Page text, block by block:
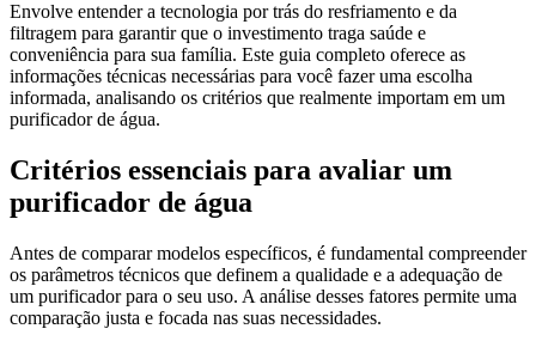
Envolve entender a tecnologia por trás do resfriamento e da
filtragem para garantir que o investimento traga saúde e
conveniência para sua família. Este guia completo oferece as
informações técnicas necessárias para você fazer uma escolha
informada, analisando os critérios que realmente importam em um
purificador de água.
Critérios essenciais para avaliar um
purificador de água
Antes de comparar modelos específicos, é fundamental compreender
os parâmetros técnicos que definem a qualidade e a adequação de
um purificador para o seu uso. A análise desses fatores permite uma
comparação justa e focada nas suas necessidades.